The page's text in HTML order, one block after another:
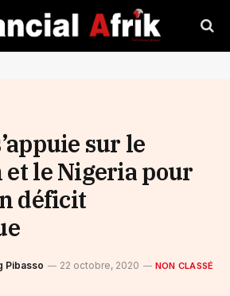
sur le
et le Nigeria pour
déficit
Pibasso 22 octobre, 2020 NON CLASSÉ